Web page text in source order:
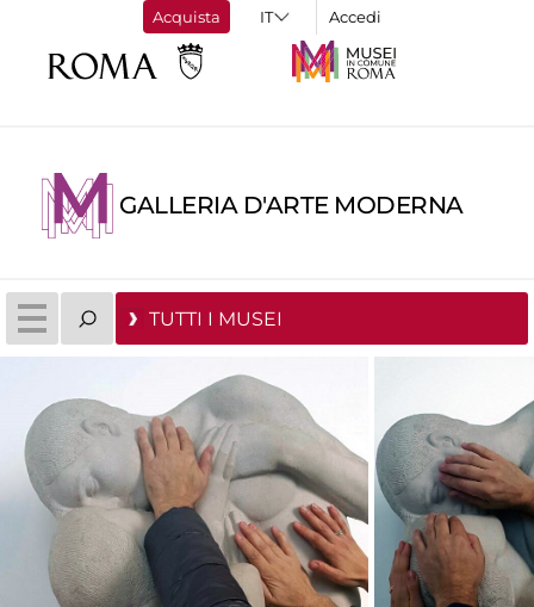
Acquista Accedi
GALLERIA D'ARTE MODERNA
TUTTI I MUSEI